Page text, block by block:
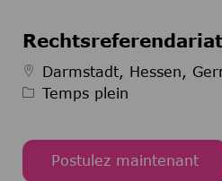
Darmstadt, Hessen,
Type d’emploi
Temps plein
Postulez maintenant
Rechtsreferendariat